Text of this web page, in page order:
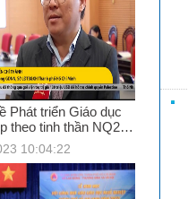
Phát triển Giáo dục
theo tinh thần NQ29
10:04:22